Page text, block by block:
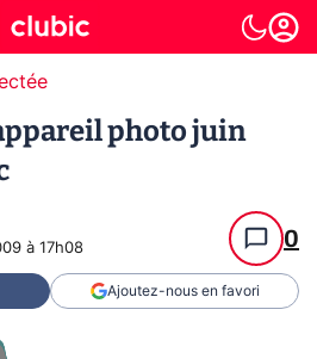
photo juin
à 17h08 0
Ajoutez-nous en favori